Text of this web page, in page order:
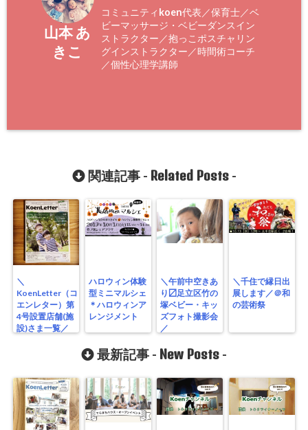
山本 あ
きこ
コミュニティkoen代表／保育士／ベ
ビーマッサージ・ベビーダンスイン
ストラクター／抱っこポスチャリン
グインストラクター／時間術コーチ
／個性心理学講師
関連記事 - Related Posts-
＼
KoenLetter（コ
エンレター）第
4号設置店舗(施
設)さま一覧／
ハロウィン体験
型ミニマルシェ
＊ハロウィンア
レンジメント
＼午前中空きあ
り〼足立区竹の
塚ベビー・キッ
ズフォト撮影会
／
＼千住で縁日出
展します／＠和
の芸術祭
最新記事 - New Posts -